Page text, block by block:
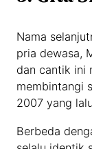
Nama
pria dewasa,
dan cantik ini
membintangi
2007 yang
Berbeda